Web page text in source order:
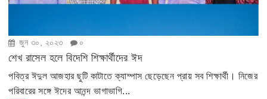
জুন ৩০, ২০২৩ ০
শেখ রাসেল হলে বিদেশি শিক্ষার্থীদের ঈদ
পবিত্র ঈদুল আজহার ছুটি কাটাতে ক্যাম্পাস ছেড়েছেন প্রায় সব শিক্ষার্থী। নিজের
পরিবারের সঙ্গে ঈদের আনন্দ ভাগাভাগি...